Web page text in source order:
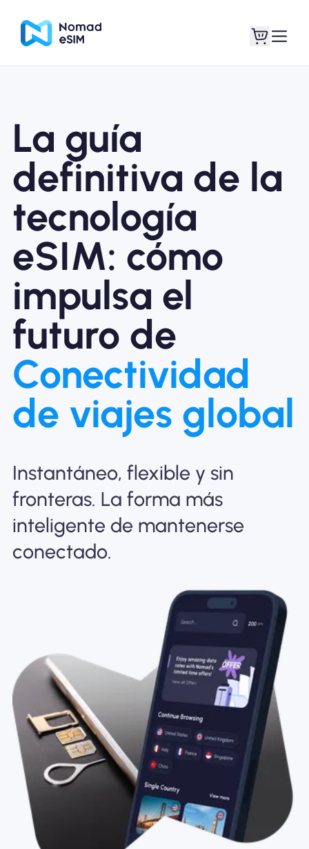
Planes de la tienda
Acerca de eSIM
Por qué la eSIM Nomad
Usando una eSIM
La guía
definitiva de la
tecnología
eSIM: cómo
impulsa el
futuro de
Conectividad
de viajes global
Instantáneo, flexible y sin
fronteras. La forma más
inteligente de mantenerse
conectado.